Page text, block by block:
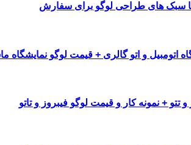
با سبک های طراحی لوگو برای سفارش
اتومبیل و اتو گالری + قیمت لوگو نمایشگاه
تتو + نمونه کار و قیمت لوگو فیبروز و تاتو